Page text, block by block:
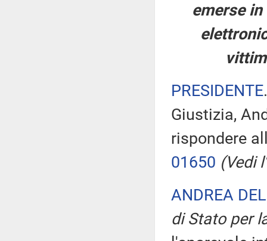
emerse
PRESIDENTE
Giustizia,
rispondere
01650 (Vedi l'
ANDREA
di Stato per